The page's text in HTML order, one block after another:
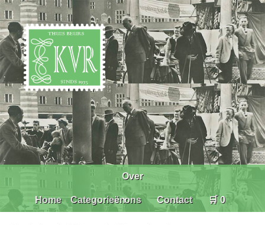
Home Categorieën
Over
ons Contact 🛒 0